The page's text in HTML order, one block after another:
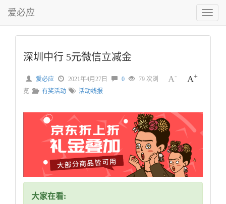
切
换
菜
爱必应
深圳中行 5元微信立减金
A- A+
爱必应 2021年4月27日 0
79 次浏
览
有奖活动 活动线报
大家在看: